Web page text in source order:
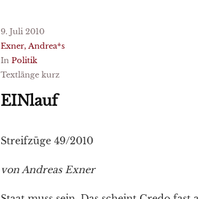
9. Juli 2010
Exner, Andrea*s
In Politik
Textlänge kurz
EINlauf
Streifzüge 49/2010
von Andreas Exner